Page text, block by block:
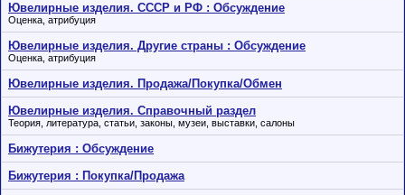
Ювелирные изделия. СССР и РФ : Обсуждение
Оценка, атрибуция
Ювелирные изделия. Другие страны : Обсуждение
Оценка, атрибуция
Ювелирные изделия. Продажа/Покупка/Обмен
Ювелирные изделия. Справочный раздел
Теория, литература, статьи, законы, музеи, выставки, салоны
Бижутерия : Обсуждение
Бижутерия : Покупка/Продажа